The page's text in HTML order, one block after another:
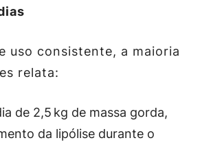
uso consistente, a maioria
relata:
de 2,5 kg de massa gorda,
da lipólise durante o